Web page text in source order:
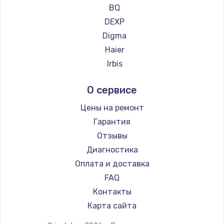
2500 руб.
Заказать
Замена электроконфорки
1300 руб.
Техобслуживание
Заказать
Установка / подключение / демонтаж
1300 руб.
Заказать
Ремонт планшетов CHUWI
BQ
DEXP
Digma
Haier
Irbis
Microsoft
BlackView
Amazon
Aquarius
Philips
Dell
HP
Getac
ZTE
О сервисе
Цены на ремонт
Гарантия
Отзывы
Диагностика
Оплата и доставка
FAQ
Контакты
Карта сайта